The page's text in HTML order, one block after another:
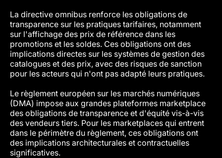
La directive omnibus renforce les obligations de
transparence sur les pratiques tarifaires, notamment
sur l'affichage des prix de référence dans les
promotions et les soldes. Ces obligations ont des
implications directes sur les systèmes de gestion des
catalogues et des prix, avec des risques de sanction
pour les acteurs qui n'ont pas adapté leurs pratiques.
Le règlement européen sur les marchés numériques
(DMA) impose aux grandes plateformes marketplace
des obligations de transparence et d'équité vis-à-vis
des vendeurs tiers. Pour les marketplaces qui entrent
dans le périmètre du règlement, ces obligations ont
des implications architecturales et contractuelles
significatives.